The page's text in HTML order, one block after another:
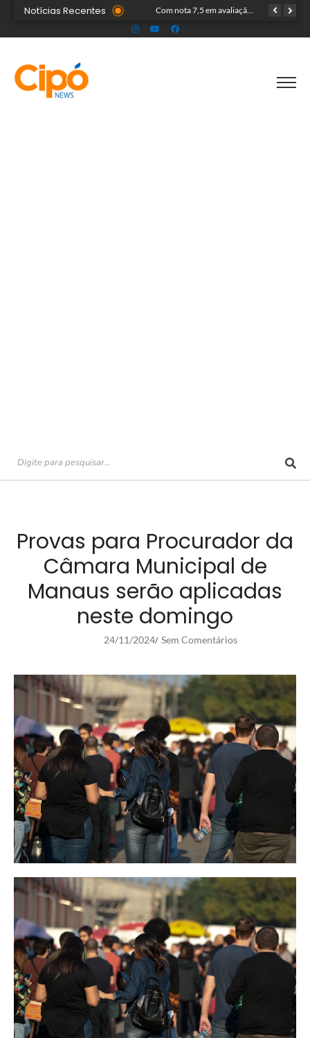
Notícias Recentes
Fãs mirins lotam porta de hotel à espera de Ana Castela para show na Expoacre Operação Mulher Segura envia reforço policial de Rio Branco para intensificar prisão de agressores em Cruzeiro do Sul
Provas para Procurador da
Câmara Municipal de
Manaus serão aplicadas
neste domingo
24/11/2024/ Sem Comentários